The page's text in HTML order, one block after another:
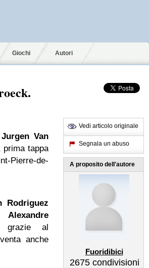
Giochi Autori
Jurgen Van
tappa
Pierre-de-
Rodriguez
Alexandre
grazie al
anche
Vedi articolo originale
Segnala un abuso
A proposito dell'autore
Fuoridibici
2675 condivisioni